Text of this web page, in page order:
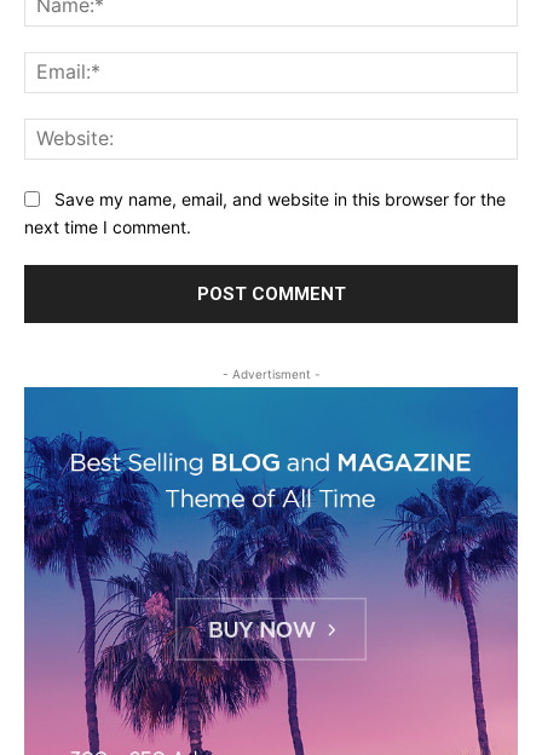
Save my name, email, and website in this browser for the
next time I comment.
- Advertisment -